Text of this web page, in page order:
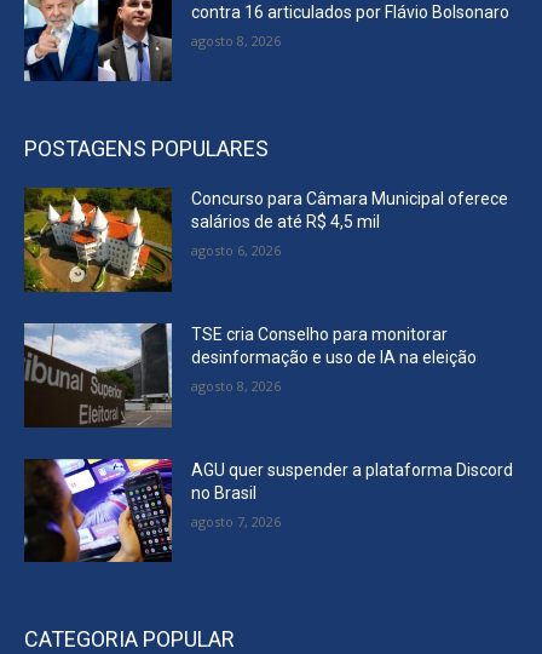
contra 16 articulados por Flávio Bolsonaro
agosto 8, 2026
POSTAGENS POPULARES
Concurso para Câmara Municipal oferece
salários de até R$ 4,5 mil
agosto 6, 2026
TSE cria Conselho para monitorar
desinformação e uso de IA na eleição
agosto 8, 2026
AGU quer suspender a plataforma Discord
no Brasil
agosto 7, 2026
CATEGORIA POPULAR